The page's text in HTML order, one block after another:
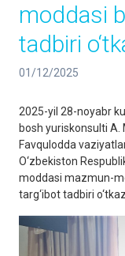
moddasi
tadbiri
01/12/2025
2025-yil 28-noyabr
bosh yuriskonsulti
Favqulodda
O‘zbekiston
moddasi mazmun-
targ‘ibot tadbiri